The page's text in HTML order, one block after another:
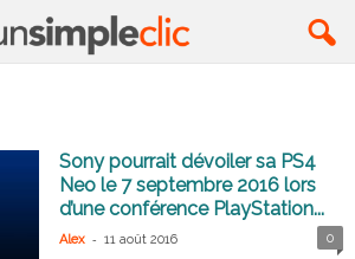
Sony pourrait dévoiler sa PS4
Neo le 7 septembre 2016 lors
d’une conférence PlayStation...
Alex - 11 août 2016 0